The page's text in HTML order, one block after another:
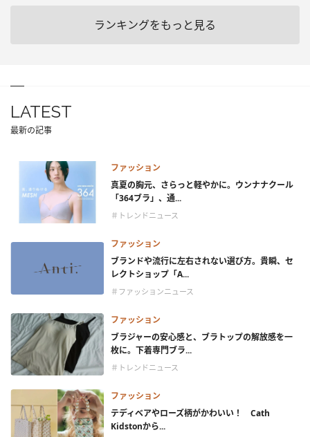
ランキングをもっと見る
LATEST
最新の記事
ファッション
真夏の胸元、さらっと軽やかに。ウンナナクール
「364ブラ」、通...
＃トレンドニュース
ファッション
ブランドや流行に左右されない選び方。貴瞬、セ
レクトショップ「A...
＃ファッションニュース
ファッション
ブラジャーの安心感と、ブラトップの解放感を一
枚に。下着専門ブラ...
＃トレンドニュース
ファッション
テディベアやローズ柄がかわいい！ Cath
Kidstonから...